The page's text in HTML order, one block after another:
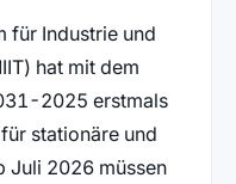
für Industrie und
hat mit dem
2025 erstmals
stationäre und
Juli 2026 müssen